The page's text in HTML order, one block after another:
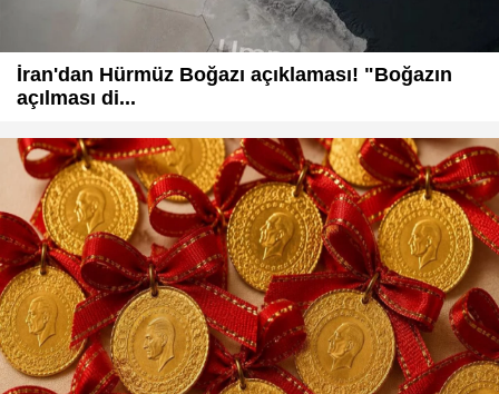
İran'dan Hürmüz Boğazı açıklaması! "Boğazın
açılması di...